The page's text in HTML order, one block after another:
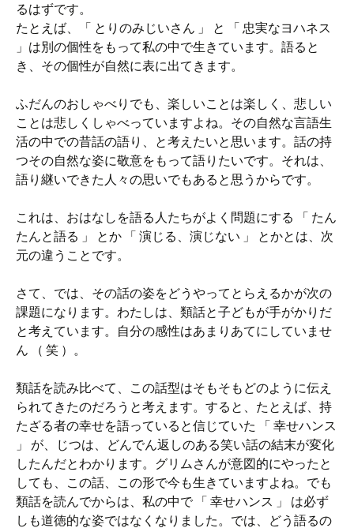
るはずです。
たとえば、「 とりのみじいさん 」 と 「 忠実なヨハネス
」は別の個性をもって私の中で生きています。語ると
き、その個性が自然に表に出てきます。
ふだんのおしゃべりでも、楽しいことは楽しく、悲しい
ことは悲しくしゃべっていますよね。その自然な言語生
活の中での昔話の語り、と考えたいと思います。話の持
つその自然な姿に敬意をもって語りたいです。それは、
語り継いできた人々の思いでもあると思うからです。
これは、おはなしを語る人たちがよく問題にする 「 たん
たんと語る 」 とか 「 演じる、演じない 」 とかとは、次
元の違うことです。
さて、では、その話の姿をどうやってとらえるかが次の
課題になります。わたしは、類話と子どもが手がかりだ
と考えています。自分の感性はあまりあてにしていませ
ん （ 笑 ）。
類話を読み比べて、この話型はそもそもどのように伝え
られてきたのだろうと考えます。すると、たとえば、持
たざる者の幸せを語っていると信じていた 「 幸せハンス
」 が、じつは、どんでん返しのある笑い話の結末が変化
したんだとわかります。グリムさんが意図的にやったと
しても、この話、この形で今も生きていますよね。でも
類話を読んでからは、私の中で 「 幸せハンス 」 は必ず
しも道徳的な姿ではなくなりました。では、どう語るの